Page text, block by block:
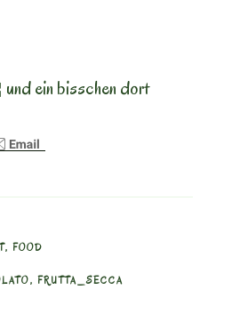
ein bisschen dort
, FOOD
, FRUTTA_SECCA